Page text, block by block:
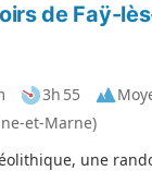
de Faÿ-
3h 55
et-Marne)
une